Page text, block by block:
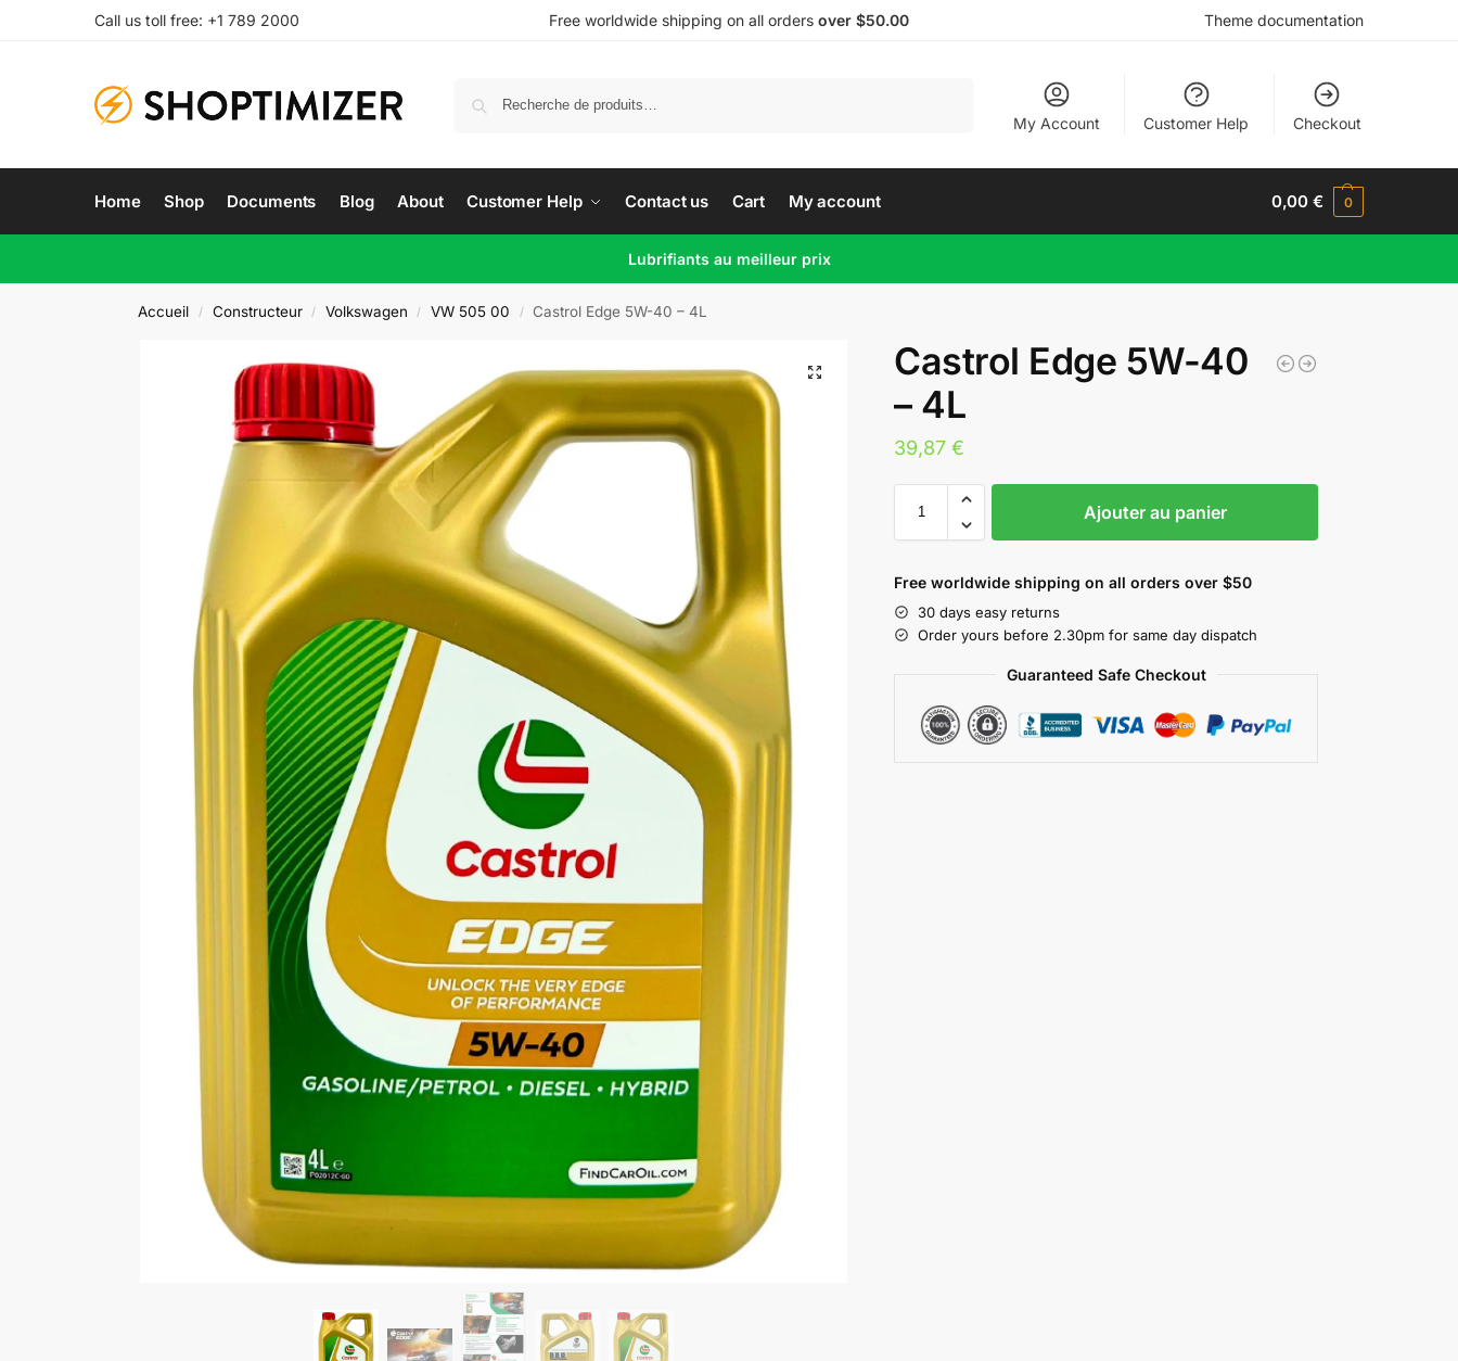
Call us toll free: +1 789 2000 Free worldwide shipping on all orders over $50.00 Theme documentation
My Account Customer Help Checkout
Home Shop Documents Blog About Customer Help Contact us Cart My account 0,00€ 0
Lubrifiants au meilleur prix
Accueil / Constructeur / Volkswagen / VW 505 00 / Castrol Edge 5W-40 – 4L
Castrol Edge 5W-40
– 4L
39,87€
Ajouter au panier
Free worldwide shipping on all orders over $50
30 days easy returns
Order yours before 2.30pm for same day dispatch
Guaranteed Safe Checkout